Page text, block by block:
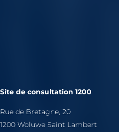
Site de consultation 1200
Rue de Bretagne, 20
1200 Woluwe Saint Lambert